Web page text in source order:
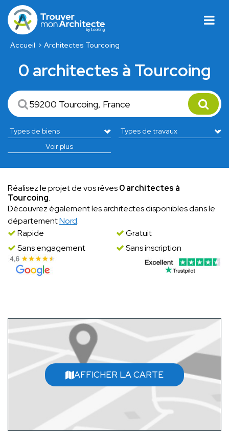
Accueil Architectes Tourcoing
0 architectes à Tourcoing
Voir plus
Réalisez le projet de vos rêves0 architectes à
Tourcoing.
Découvrez également les architectes disponibles dans le
départementNord.
Rapide
Gratuit
Sans engagement
Sans inscription
AFFICHER LA CARTE